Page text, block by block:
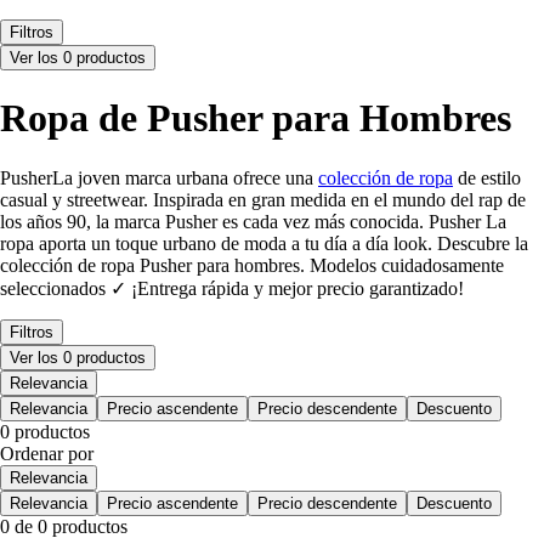
Filtros
Ver los 0 productos
Ropa de Pusher para Hombres
PusherLa joven marca urbana ofrece una colección de ropa de estilo
casual y streetwear. Inspirada en gran medida en el mundo del rap de
los años 90, la marca Pusher es cada vez más conocida. Pusher La
ropa aporta un toque urbano de moda a tu día a día look. Descubre la
colección de ropa Pusher para hombres. Modelos cuidadosamente
seleccionados ✓ ¡Entrega rápida y mejor precio garantizado!
Filtros
Ver los 0 productos
Relevancia
Relevancia
Precio ascendente Precio descendente Descuento
0 productos
Ordenar por
Relevancia
Relevancia
Precio ascendente Precio descendente Descuento
0 de 0 productos